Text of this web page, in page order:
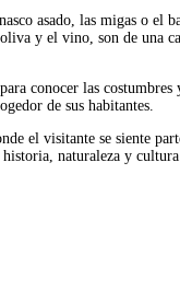
asado, las migas o el
y el vino, son de una
conocer las
de sus habitantes.
el visitante se siente
naturaleza y